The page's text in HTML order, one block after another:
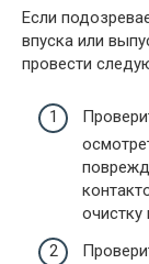
Если
впуска или
провести
очистку